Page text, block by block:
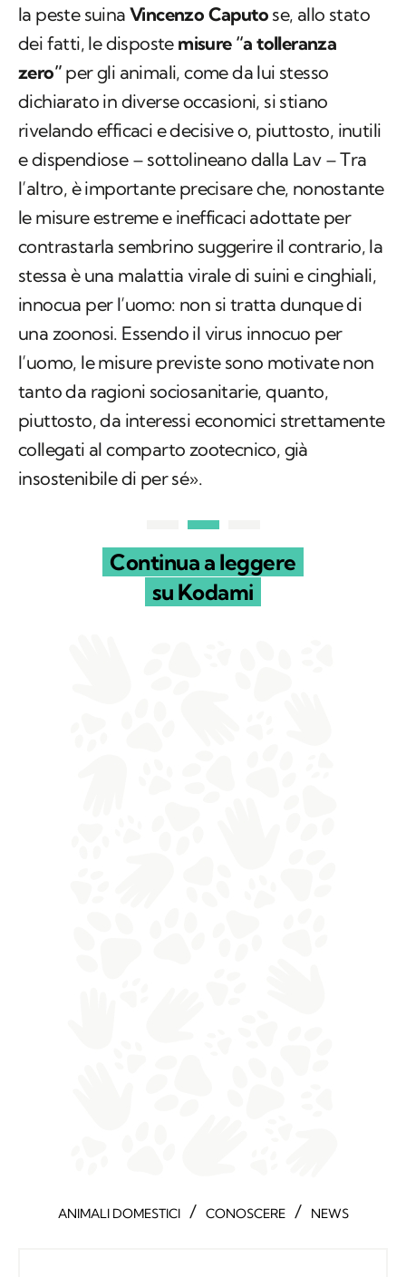
la peste suinaVincenzo Caputo se, allo stato
dei fatti, le disposte misure “a tolleranza
zero” per gli animali, come da lui stesso
dichiarato in diverse occasioni, si stiano
rivelando efficaci e decisive o, piuttosto, inutili
e dispendiose – sottolineano dalla Lav – Tra
l’altro, è importante precisare che, nonostante
le misure estreme e inefficaci adottate per
contrastarla sembrino suggerire il contrario, la
stessa è una malattia virale di suini e cinghiali,
innocua per l’uomo: non si tratta dunque di
una zoonosi. Essendo il virus innocuo per
l’uomo, le misure previste sono motivate non
tanto da ragioni sociosanitarie, quanto,
piuttosto, da interessi economici strettamente
collegati al comparto zootecnico, già
insostenibile di per sé».
Continua a leggere
su Kodami
ANIMALI DOMESTICI / CONOSCERE / NEWS